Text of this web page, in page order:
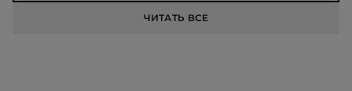
ЧИТАТЬ ВСЕ